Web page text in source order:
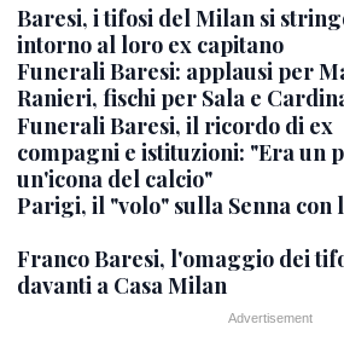
Baresi, i tifosi del Milan si
intorno al loro ex capitano
Funerali Baresi: applausi per
Ranieri, fischi per Sala e
Funerali Baresi, il ricordo di ex
compagni e istituzioni: "Era un
un'icona del calcio"
Parigi, il "volo" sulla Senna con
Franco Baresi, l'omaggio dei
davanti a Casa Milan